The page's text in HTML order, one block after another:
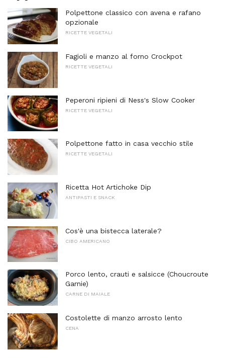
Polpettone classico con avena e rafano
opzionale
RICETTE VEGETALI
Fagioli e manzo al forno Crockpot
RICETTE VEGETALI
Peperoni ripieni di Ness's Slow Cooker
RICETTE VEGETALI
Polpettone fatto in casa vecchio stile
RICETTE VEGETALI
Ricetta Hot Artichoke Dip
ANTIPASTI E SNACK
Cos'è una bistecca laterale?
CIBO AMERICANO
Porco lento, crauti e salsicce (Choucroute
Garnie)
CARNE DI MAIALE
Costolette di manzo arrosto lento
CENA